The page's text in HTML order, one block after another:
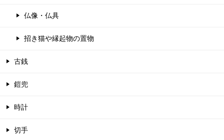
仏像・仏具
招き猫や縁起物の置物
古銭
鎧兜
時計
切手